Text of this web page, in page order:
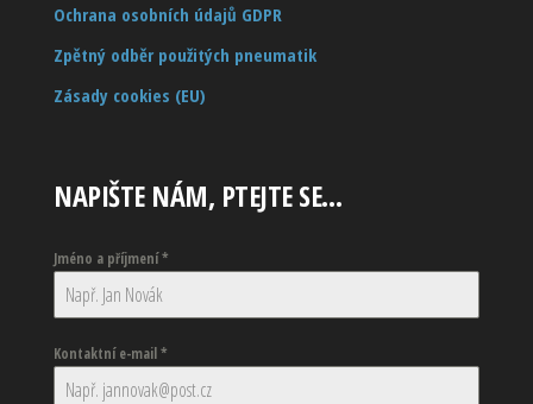
Ochrana osobních údajů GDPR
Zpětný odběr použitých pneumatik
Zásady cookies (EU)
NAPIŠTE NÁM, PTEJTE SE…
Jméno a příjmení*
Kontaktní e-mail*